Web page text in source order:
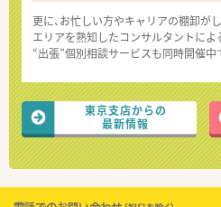
更に、お忙しい方やキャリアの棚卸が
エリアを熟知したコンサルタントによ
“出張”個別相談サービスも同時開催中
東京支店からの
最新情報